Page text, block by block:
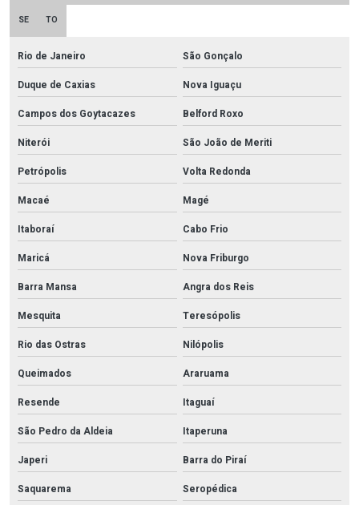
SE TO
Rio de Janeiro
São Gonçalo
Duque de Caxias
Nova Iguaçu
Campos dos Goytacazes
Belford Roxo
Niterói
São João de Meriti
Petrópolis
Volta Redonda
Macaé
Magé
Itaboraí
Cabo Frio
Maricá
Nova Friburgo
Barra Mansa
Angra dos Reis
Mesquita
Teresópolis
Rio das Ostras
Nilópolis
Queimados
Araruama
Resende
Itaguaí
São Pedro da Aldeia
Itaperuna
Japeri
Barra do Piraí
Saquarema
Seropédica